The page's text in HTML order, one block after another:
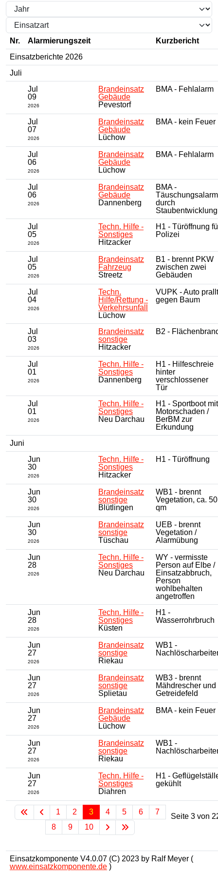
Nr. Alarmierungszeit
Kurzbericht
Einsatzberichte 2026
Juli
Jul
09
2026
Brandeinsatz
Gebäude
Pevestorf
BMA - Fehlalarm
Jul
07
2026
Brandeinsatz
Gebäude
Lüchow
BMA - kein Feuer
Jul
06
2026
Brandeinsatz
Gebäude
Lüchow
BMA - Fehlalarm
Jul
06
2026
Brandeinsatz
Gebäude
Dannenberg
BMA -
Täuschungsalarm
durch
Staubentwicklung
Jul
05
2026
Techn. Hilfe -
Sonstiges
Hitzacker
H1 - Türöffnung
Polizei
Jul
05
2026
Brandeinsatz
Fahrzeug
Streetz
B1 - brennt PKW
zwischen zwei
Gebäuden
Jul
04
2026
Techn.
Hilfe/Rettung -
Verkehrsunfall
Lüchow
VUPK - Auto prallt
gegen Baum
Jul
03
2026
Brandeinsatz
sonstige
Hitzacker
B2 -
Jul
01
2026
Techn. Hilfe -
Sonstiges
Dannenberg
H1 - Hilfeschreie
hinter
verschlossener
Tür
Jul
01
2026
Techn. Hilfe -
Sonstiges
Neu Darchau
H1 - Sportboot mit
Motorschaden /
BerBM zur
Erkundung
Juni
Jun
30
2026
Techn. Hilfe -
Sonstiges
Hitzacker
H1 - Türöffnung
Jun
30
2026
Brandeinsatz
sonstige
Blütlingen
WB1 - brennt
Vegetation, ca. 50
qm
Jun
30
2026
Brandeinsatz
sonstige
Tüschau
UEB - brennt
Vegetation /
Alarmübung
Jun
28
2026
Techn. Hilfe -
Sonstiges
Neu Darchau
WY - vermisste
Person auf Elbe /
Einsatzabbruch,
Person
wohlbehalten
angetroffen
Jun
28
2026
Techn. Hilfe -
Sonstiges
Küsten
H1 -
Wasserrohrbruch
Jun
27
2026
Brandeinsatz
sonstige
Riekau
WB1 -
Jun
27
2026
Brandeinsatz
sonstige
Splietau
WB3 - brennt
Mähdrescher und
Getreidefeld
Jun
27
2026
Brandeinsatz
Gebäude
Lüchow
BMA - kein Feuer
Jun
27
2026
Brandeinsatz
sonstige
Riekau
WB1 -
Jun
27
2026
Techn. Hilfe -
Sonstiges
Diahren
H1 -
gekühlt
Seite 3 von
1 2 3 4 5 6
7
8
9 10
Einsatzkomponente V4.0.07 (C) 2023 by Ralf Meyer (
www.einsatzkomponente.de )